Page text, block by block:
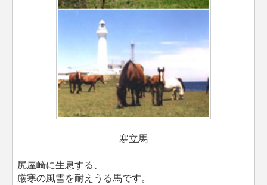
寒立馬
尻屋崎に生息する、
厳寒の風雪を耐えうる馬です。